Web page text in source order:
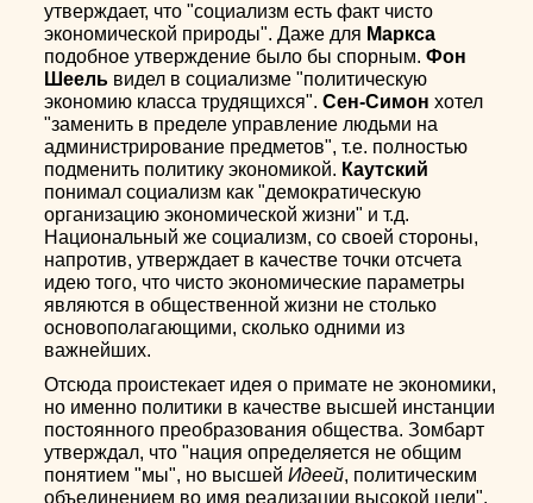
утверждает, что "социализм есть факт чисто
экономической природы". Даже для Маркса
подобное утверждение было бы спорным.Фон
Шеель видел в социализме "политическую
экономию класса трудящихся".Сен-Симон хотел
"заменить в пределе управление людьми на
администрирование предметов", т.е. полностью
подменить политику экономикой. Каутский
понимал социализм как "демократическую
организацию экономической жизни" и т.д.
Национальный же социализм, со своей стороны,
напротив, утверждает в качестве точки отсчета
идею того, что чисто экономические параметры
являются в общественной жизни не столько
основополагающими, сколько одними из
важнейших.
Отсюда проистекает идея о примате не экономики,
но именно политики в качестве высшей инстанции
постоянного преобразования общества. Зомбарт
утверждал, что "нация определяется не общим
понятием "мы", но высшейИдеей, политическим
объединением во имя реализации высокой цели".